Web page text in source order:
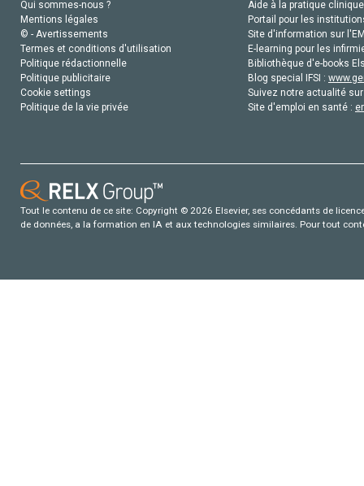
Qui sommes-nous ?
Mentions légales
© - Avertissements
Termes et conditions d'utilisation
Politique rédactionnelle
Politique publicitaire
Cookie settings
Politique de la vie privée
Aide à la pratique
Portail pour les
Site d'information sur
E-learning pour les
Bibliothèque d'e-books
Blog special IFSI :
Suivez notre actualité
Site d'emploi en santé :
Tout le contenu de ce site: Copyright © 2026 Elsevier, ses concédants de
de données, a la formation en IA et aux technologies similaires. Pour tout